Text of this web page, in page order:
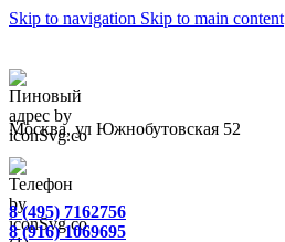
Skip to navigation Skip to main content
Москва, ул Южнобутовская 52
8 (495) 7162756
8 (916) 1069695